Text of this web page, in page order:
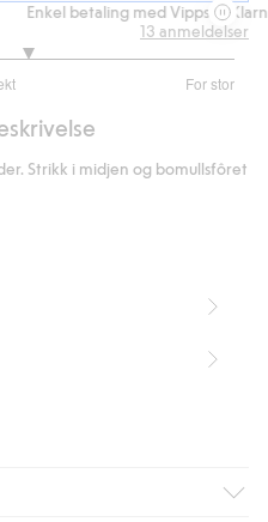
Enkel betaling med Vipps & Klarna
For stor
13 anmeldelser
Strikk i midjen og bomullsfôret